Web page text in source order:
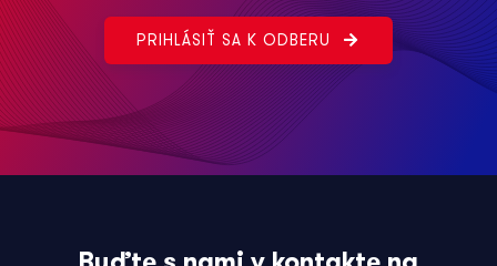
PRIHLÁSIŤ SA K ODBERU